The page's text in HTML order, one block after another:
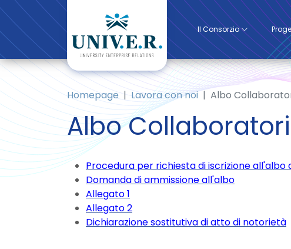
Il Consorzio
Homepage Lavora con noi Albo
Albo Collaboratori
Procedura per richiesta di iscrizione
Domanda di ammissione all'albo
Allegato 1
Allegato 2
Dichiarazione sostitutiva di atto di notorietà